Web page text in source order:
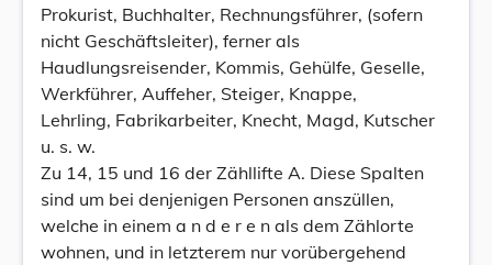
Prokurist, Buchhalter, Rechnungsführer, (sofern
nicht Geschäftsleiter), ferner als
Haudlungsreisender, Kommis, Gehülfe, Geselle,
Werkführer, Auffeher, Steiger, Knappe,
Lehrling, Fabrikarbeiter, Knecht, Magd, Kutscher
u. s. w.
Zu 14, 15 und 16 der Zähllifte A. Diese Spalten
sind um bei denjenigen Personen anszüllen,
welche in einem a n d e r e n als dem Zählorte
wohnen, und in letzterem nur vorübergehend